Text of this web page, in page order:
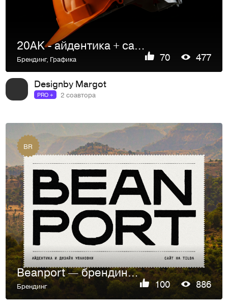
20AK - айдентика + сайт | строительная фирма
Брендинг, Графика 70 477
Designby Margot
PRO + 2 соавтора
BR
Beanport — брендинг для импортера кофе из Эфиопии
Брендинг 100 886